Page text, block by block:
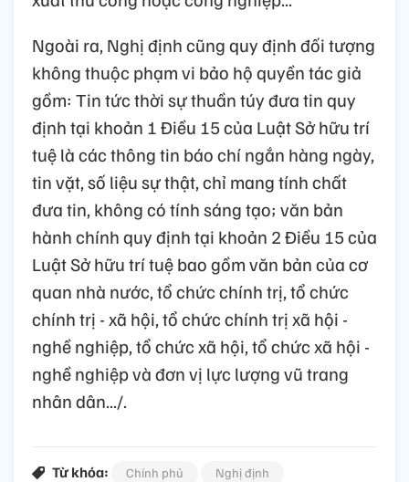
Ngoài ra, Nghị định cũng quy định đối tượng
không thuộc phạm vi bảo hộ quyền tác giả
gồm: Tin tức thời sự thuần túy đưa tin quy
định tại khoản 1 Điều 15 của Luật Sở hữu trí
tuệ là các thông tin báo chí ngắn hàng ngày,
tin vặt, số liệu sự thật, chỉ mang tính chất
đưa tin, không có tính sáng tạo; văn bản
hành chính quy định tại khoản 2 Điều 15 của
Luật Sở hữu trí tuệ bao gồm văn bản của cơ
quan nhà nước, tổ chức chính trị, tổ chức
chính trị - xã hội, tổ chức chính trị xã hội -
nghề nghiệp, tổ chức xã hội, tổ chức xã hội -
nghề nghiệp và đơn vị lực lượng vũ trang
nhân dân.../.
Từ khóa: Chính phủ
Nghị định